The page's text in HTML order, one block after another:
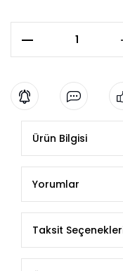
Ürün Bilgisi
Yorumlar
Taksit